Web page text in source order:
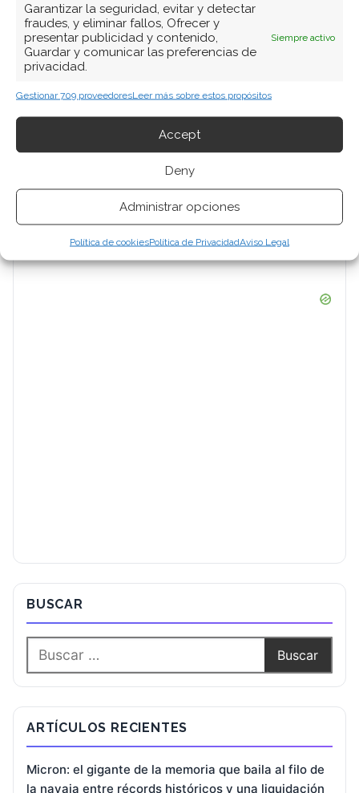
Garantizar la seguridad, evitar y detectar
fraudes, y eliminar fallos, Ofrecer y
presentar publicidad y contenido,
Guardar y comunicar las preferencias de
privacidad.
Siempre activo
Gestionar 709 proveedoresLeer más sobre estos propósitos
Accept
Deny
Administrar opciones
Política de cookiesPolítica de PrivacidadAviso Legal
BUSCAR
ARTÍCULOS RECIENTES
Micron: el gigante de la memoria que baila al filo de
la navaja entre récords históricos y una liquidación